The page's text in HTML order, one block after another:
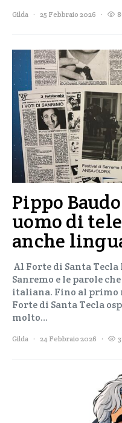
Gilda 25 Febbraio 2026
Pippo
uomo di
anche
Al Forte di Santa
Sanremo e le parole
italiana. Fino al primo
Forte di Santa Tecla
molto…
Gilda 24 Febbraio 2026